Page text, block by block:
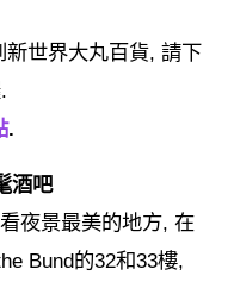
世界大丸百貨, 請下
.
酒吧
夜景最美的地方, 在
Bund的32和33樓,